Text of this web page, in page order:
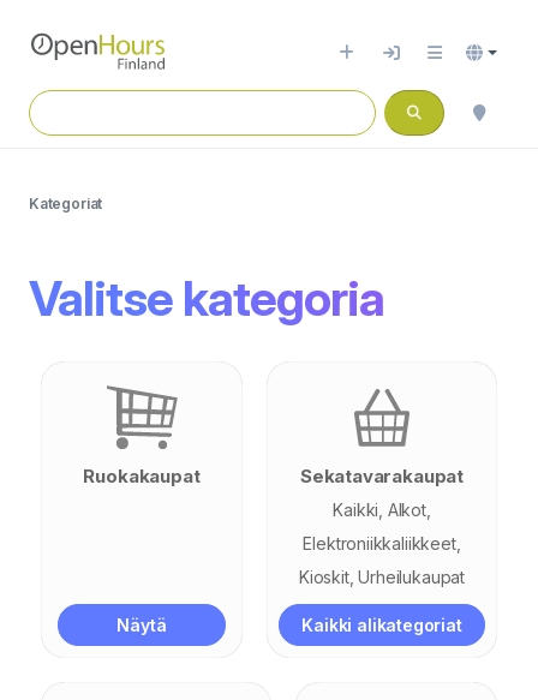
Kategoriat
Valitse kategoria
Ruokakaupat
Näytä
Sekatavarakaupat
Kaikki Alkot
Elektroniikkaliikkeet
Kioskit Urheilukaupat
Kaikki alikategoriat